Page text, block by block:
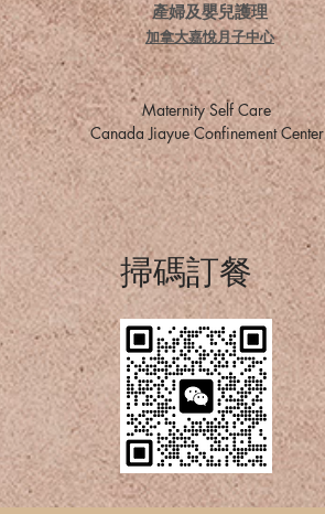
​產婦及嬰兒護理
加拿大嘉悅月子中心
​Maternity Self Care
​Canada Jiayue Confinement Center
掃碼訂餐